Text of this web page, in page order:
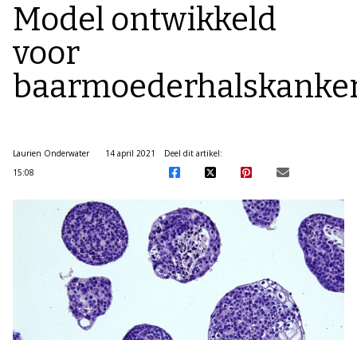
Model ontwikkeld
voor
Laurien Onderwater
14 april 2021
15:08
Deel dit artikel: